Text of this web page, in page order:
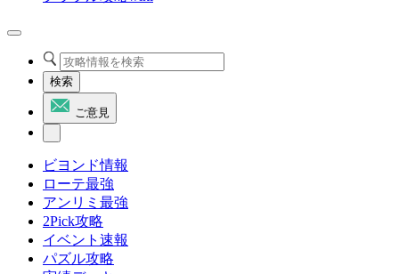
検索
ご意見
ビヨンド情報
ローテ最強
アンリミ最強
2Pick攻略
イベント速報
パズル攻略